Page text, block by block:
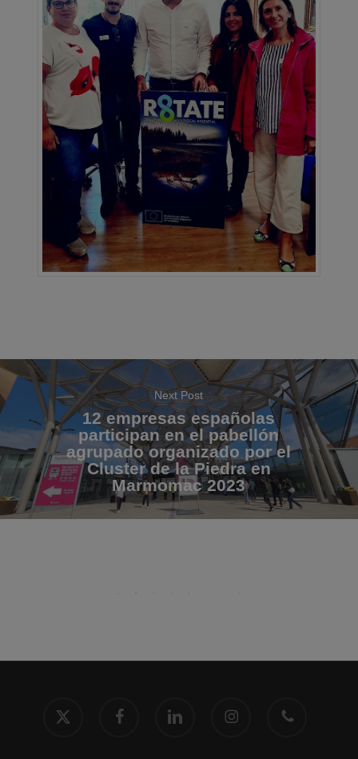
Next Post
12 empresas españolas
participan en el pabellón
agrupado organizado por el
Cluster de la Piedra en
Marmomac 2023
twitter